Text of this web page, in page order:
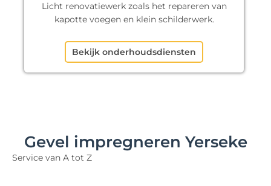
Licht renovatiewerk zoals het repareren van
kapotte voegen en klein schilderwerk.
Bekijk onderhoudsdiensten
Gevel impregneren Yerseke
Service van A tot Z